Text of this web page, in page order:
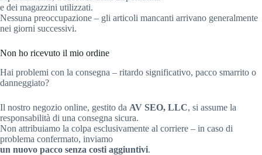
e dei magazzini utilizzati.
Nessuna preoccupazione – gli articoli mancanti arrivano generalmente
nei giorni successivi.
Non ho ricevuto il mio ordine
Hai problemi con la consegna – ritardo significativo, pacco smarrito o
danneggiato?
Il nostro negozio online, gestito da AV SEO, LLC, si assume la
responsabilità di una consegna sicura.
Non attribuiamo la colpa esclusivamente al corriere – in caso di
problema confermato, inviamo
un nuovo pacco senza costi aggiuntivi.